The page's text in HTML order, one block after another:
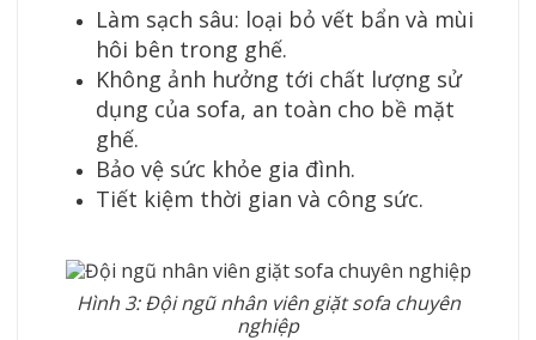
Làm sạch sâu: loại bỏ vết bẩn và mùi
hôi bên trong ghế.
Không ảnh hưởng tới chất lượng sử
dụng của sofa, an toàn cho bề mặt
ghế.
Bảo vệ sức khỏe gia đình.
Tiết kiệm thời gian và công sức.
Hình 3: Đội ngũ nhân viên giặt sofa chuyên
nghiệp